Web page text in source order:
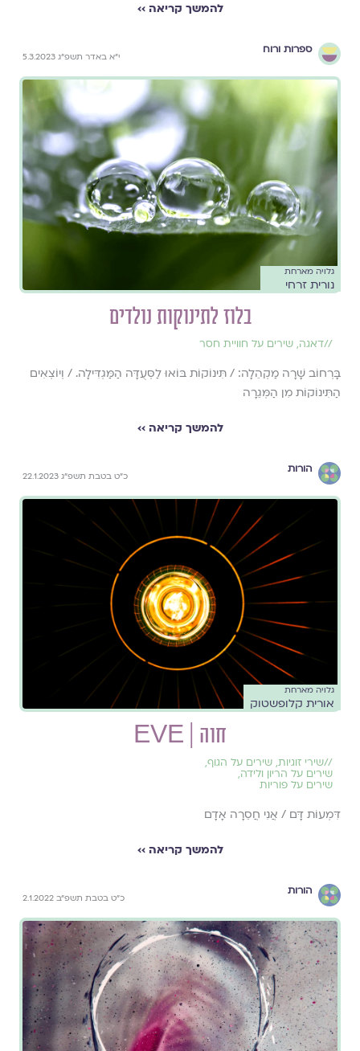
להמשך קריאה ››
ספרות ורוח
י״א באדר תשפ״ג 5.3.2023
גלויה מארחת
נורית זרחי
בלוז לתינוקות נולדים
//דאגה, שירים על חוויית חסר
בָּרְחוֹב שָׁרָה מַקְהֵלָה: / תִּינוֹקוֹת בּוֹאוּ לַסְּעֻדָּה הַמַּגְדִּילָה. / וְיוֹצְאִים
הַתִּינוֹקוֹת מִן הַמְּגֵרָה
להמשך קריאה ››
הורות
כ״ט בטבת תשפ״ג 22.1.2023
גלויה מארחת
אורית קלופשטוק
חוה | EVE
//שירי זוגיות, שירים על הגוף,
שירים על הריון ולידה,
שירים על פוריות
דִּמְעוֹת דָּם / אֲנִי חֲסֵרָה אָדָם
להמשך קריאה ››
הורות
כ"ט בטבת תשפ"ב 2.1.2022